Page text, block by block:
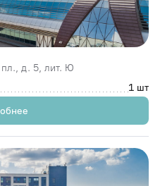
пл., д. 5, лит. Ю
1 шт